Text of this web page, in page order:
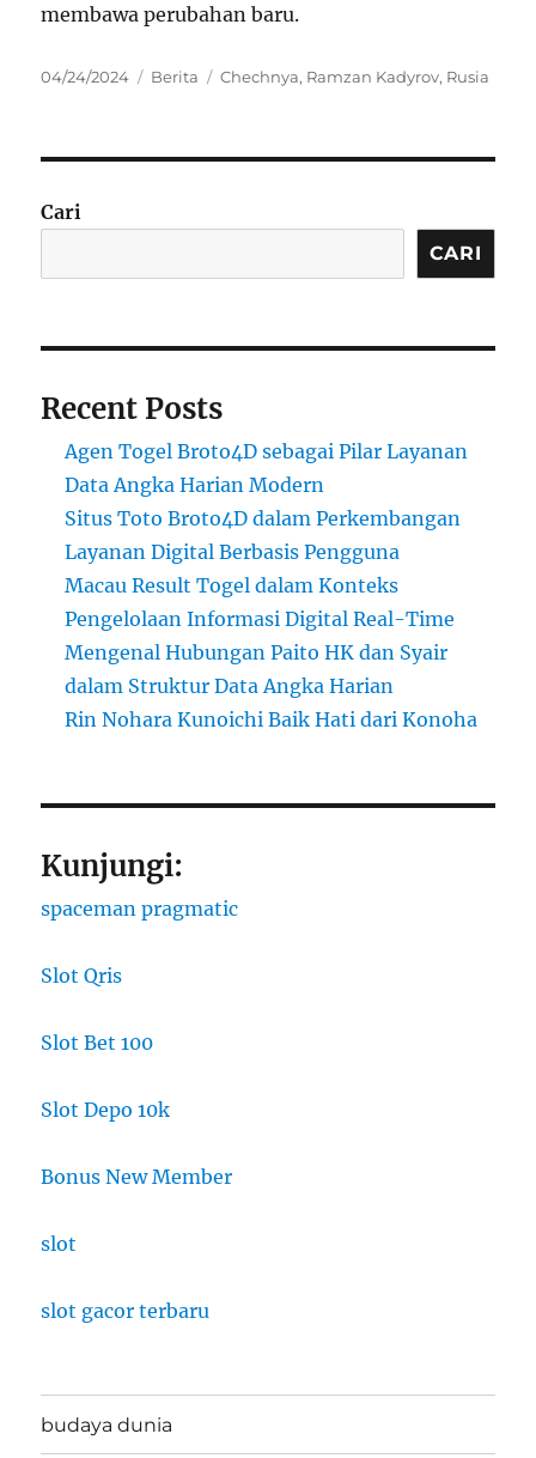
membawa perubahan baru.
Posted
04/24/2024 Categories
Berita Tags
Chechnya, Ramzan Kadyrov, Rusia
Cari
CARI
Recent Posts
Agen Togel Broto4D sebagai Pilar Layanan
Data Angka Harian Modern
Situs Toto Broto4D dalam Perkembangan
Layanan Digital Berbasis Pengguna
Macau Result Togel dalam Konteks
Pengelolaan Informasi Digital Real-Time
Mengenal Hubungan Paito HK dan Syair
dalam Struktur Data Angka Harian
Rin Nohara Kunoichi Baik Hati dari Konoha
Kunjungi:
spaceman pragmatic
Slot Qris
Slot Bet 100
Slot Depo 10k
Bonus New Member
slot
slot gacor terbaru
budaya dunia